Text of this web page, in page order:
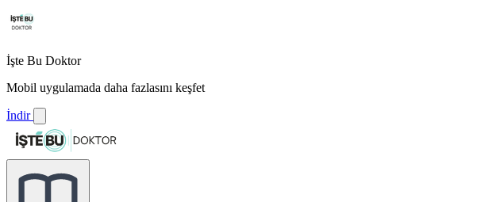
İşte Bu Doktor
Mobil uygulamada daha fazlasını keşfet
İndir